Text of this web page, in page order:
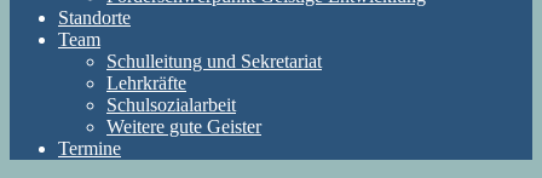
Standorte
Team
Schulleitung und Sekretariat
Lehrkräfte
Schulsozialarbeit
Weitere gute Geister
Termine